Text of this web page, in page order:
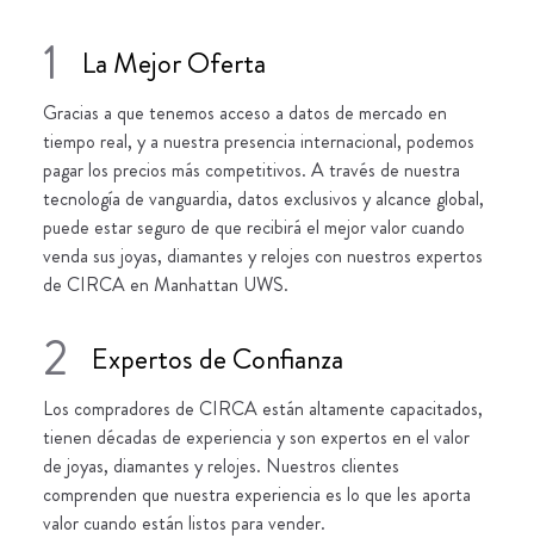
1 La Mejor Oferta
Gracias a que tenemos acceso a datos de mercado en
tiempo real, y a nuestra presencia internacional, podemos
pagar los precios más competitivos. A través de nuestra
tecnología de vanguardia, datos exclusivos y alcance global,
puede estar seguro de que recibirá el mejor valor cuando
venda sus joyas, diamantes y relojes con nuestros expertos
de CIRCA en Manhattan UWS.
2 Expertos de Confianza
Los compradores de CIRCA están altamente capacitados,
tienen décadas de experiencia y son expertos en el valor
de joyas, diamantes y relojes. Nuestros clientes
comprenden que nuestra experiencia es lo que les aporta
valor cuando están listos para vender.